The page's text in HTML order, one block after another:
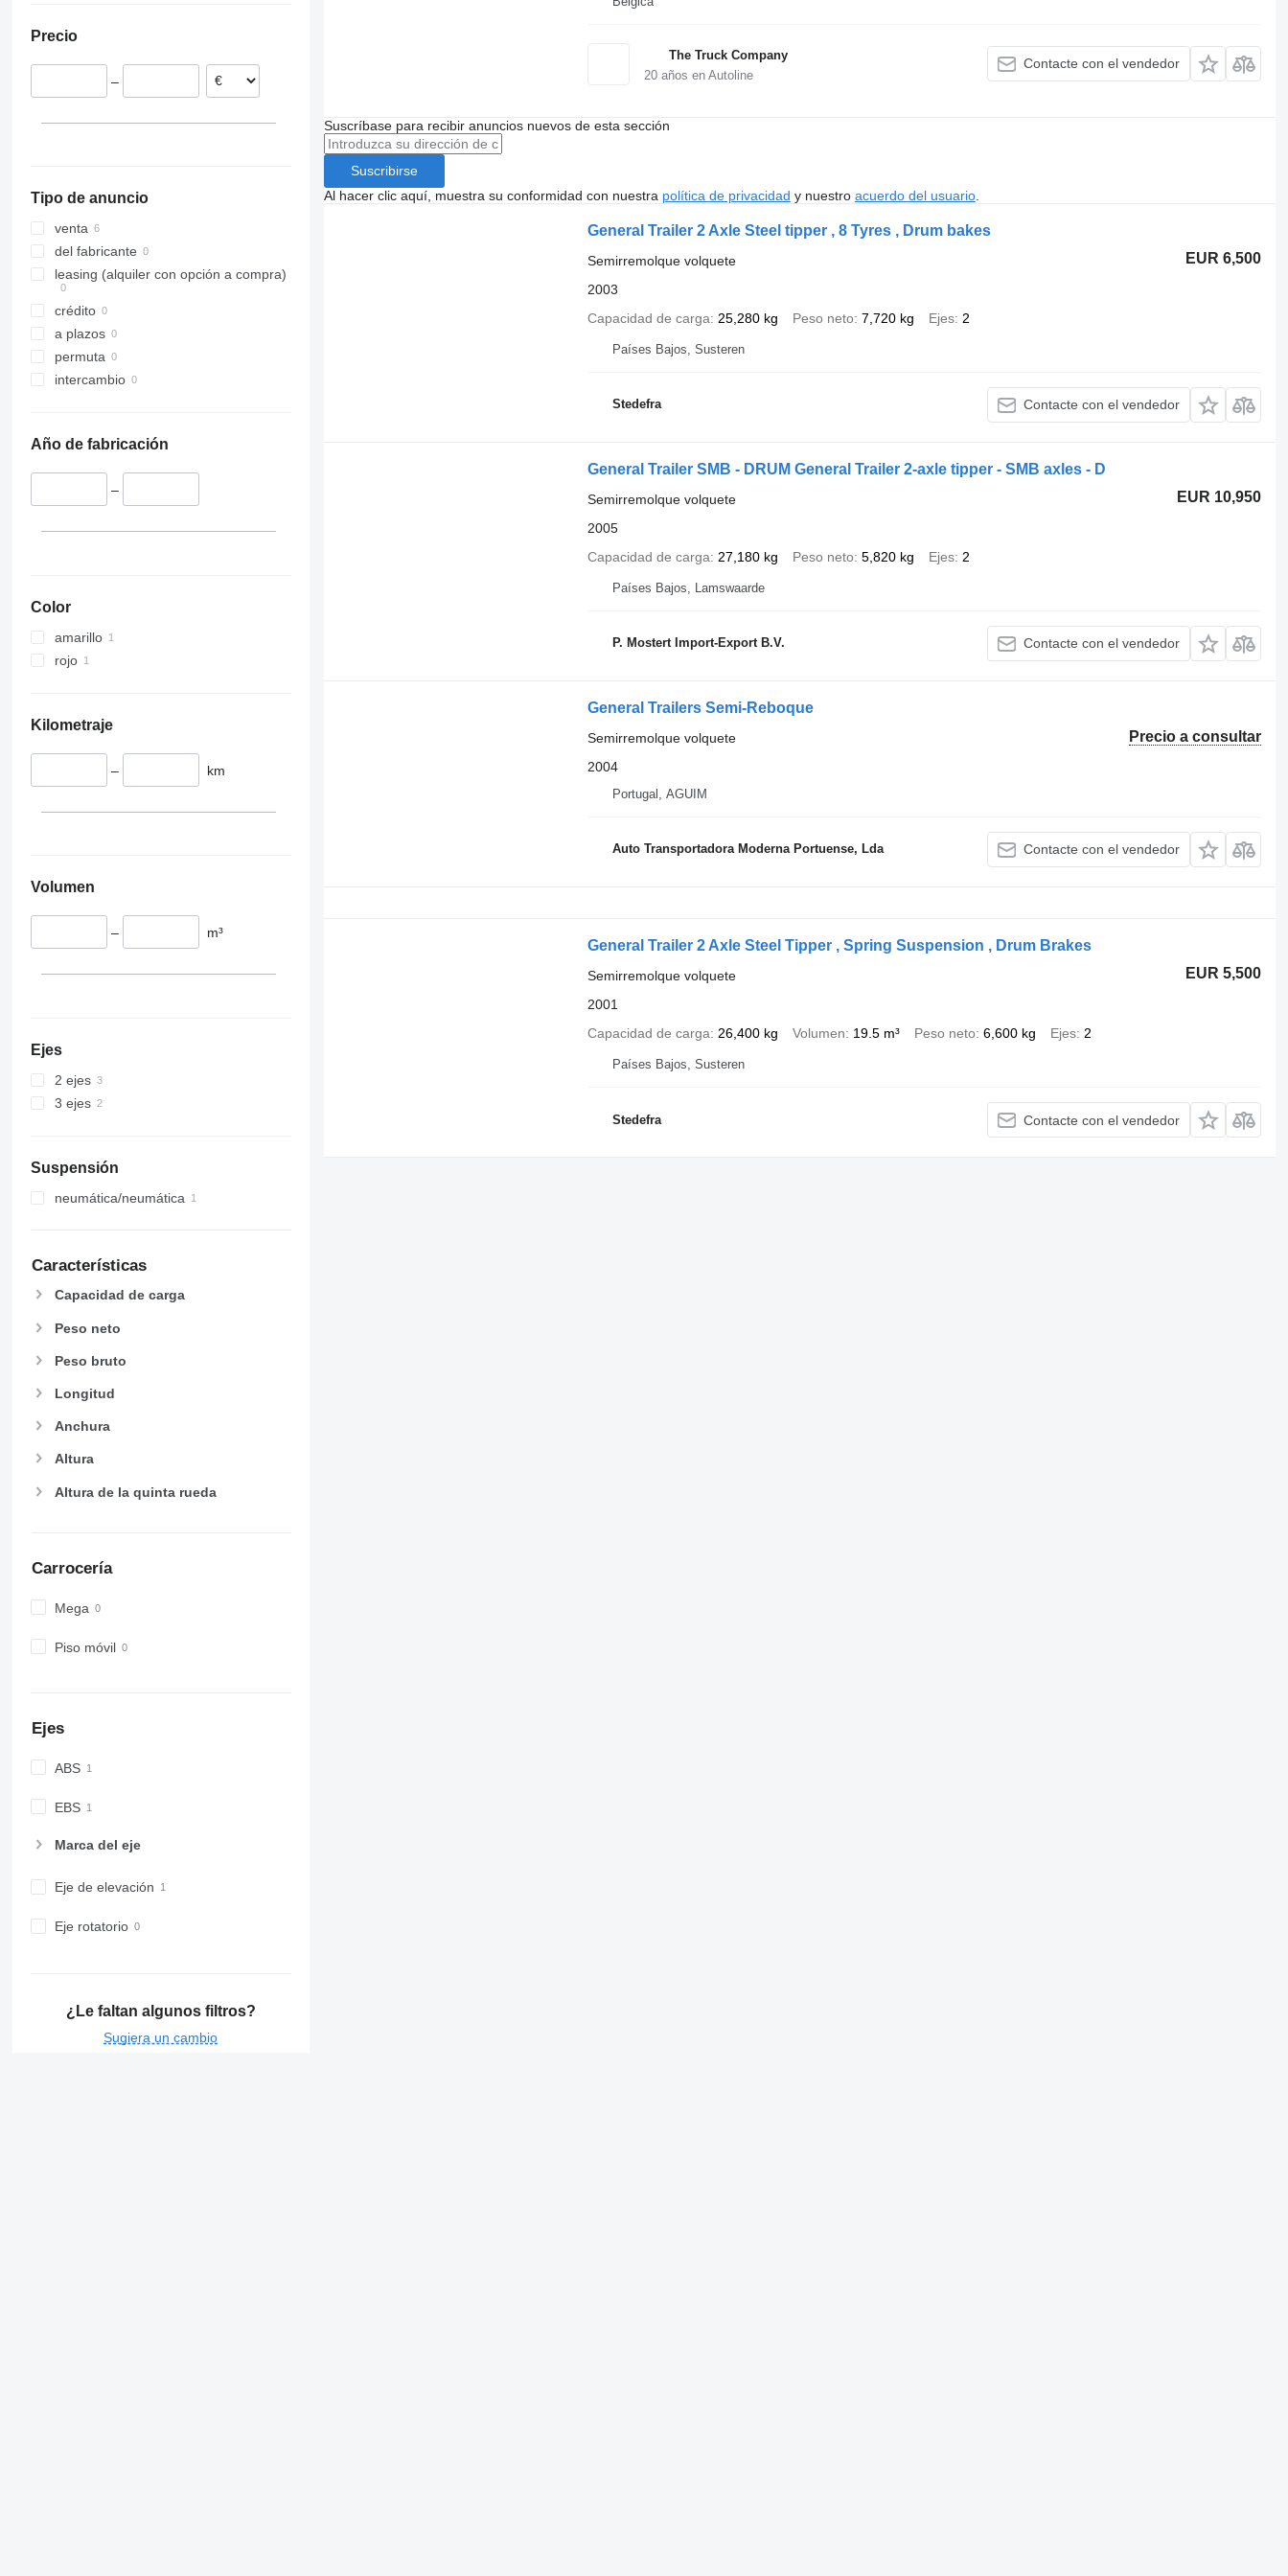
Bélgica
Precio
–
Tipo de anuncio
venta
del fabricante
leasing (alquiler con opción a compra)
crédito
a plazos
permuta
intercambio
Año de fabricación
–
Color
amarillo
rojo
Kilometraje
– km
Volumen
– m³
Ejes
2 ejes
3 ejes
Suspensión
neumática/neumática
Características
Capacidad de carga
Peso neto
Peso bruto
Longitud
Anchura
Altura
Altura de la quinta rueda
Carrocería
Mega
Piso móvil
Ejes
ABS
EBS
Marca del eje
Eje de elevación
Eje rotatorio
¿Le faltan algunos filtros?
Sugiera un cambio
The Truck Company
20años en Autoline
Contacte con el vendedor
Suscríbase para recibir anuncios nuevos de esta sección
Suscribirse
Al hacer clic aquí, muestra su conformidad con nuestra política de privacidad y nuestro acuerdo del usuario.
General Trailer 2 Axle Steel tipper , 8 Tyres , Drum bakes
EUR 6,500
Semirremolque volquete
2003
Capacidad de carga
25,280 kg Peso neto 7,720 kg Ejes 2
Países Bajos, Susteren
Stedefra Contacte con el vendedor
General Trailer SMB - DRUM General Trailer 2-axle tipper - SMB axles - D
EUR 10,950
Semirremolque volquete
2005
Capacidad de carga
27,180 kg Peso neto 5,820 kg Ejes 2
Países Bajos, Lamswaarde
P. Mostert Import-Export B.V. Contacte con el vendedor
General Trailers Semi-Reboque
Precio a consultar
Semirremolque volquete
2004
Portugal, AGUIM
Auto Transportadora Moderna Portuense, Lda Contacte con el vendedor
General Trailer 2 Axle Steel Tipper , Spring Suspension , Drum Brakes
EUR 5,500
Semirremolque volquete
2001
Capacidad de carga 26,400 kg Volumen 19.5 m³ Peso neto 6,600 kg Ejes 2
Países Bajos, Susteren
Stedefra Contacte con el vendedor